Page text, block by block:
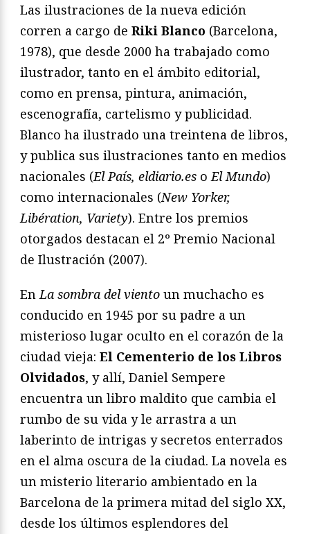
Las ilustraciones de la nueva edición
corren a cargo de Riki Blanco (Barcelona,
1978), que desde 2000 ha trabajado como
ilustrador, tanto en el ámbito editorial,
como en prensa, pintura, animación,
escenografía, cartelismo y publicidad.
Blanco ha ilustrado una treintena de libros,
y publica sus ilustraciones tanto en medios
nacionales (El País, eldiario.es o El Mundo)
como internacionales (New Yorker,
Libération, Variety). Entre los premios
otorgados destacan el 2º Premio Nacional
de Ilustración (2007).
EnLa sombra del viento un muchacho es
conducido en 1945 por su padre a un
misterioso lugar oculto en el corazón de la
ciudad vieja: El Cementerio de los Libros
Olvidados, y allí, Daniel Sempere
encuentra un libro maldito que cambia el
rumbo de su vida y le arrastra a un
laberinto de intrigas y secretos enterrados
en el alma oscura de la ciudad. La novela es
un misterio literario ambientado en la
Barcelona de la primera mitad del siglo XX,
desde los últimos esplendores del